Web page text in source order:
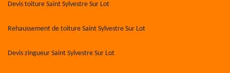
Devis toiture Saint Sylvestre Sur Lot
Rehaussement de toiture Saint Sylvestre Sur Lot
Devis zingueur Saint Sylvestre Sur Lot